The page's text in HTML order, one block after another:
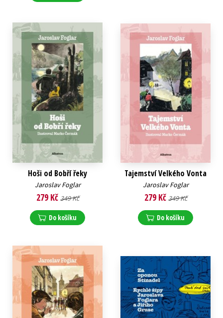
Hoši od Bobří řeky
Jaroslav Foglar
279 Kč 349 Kč
Do košíku
Tajemství Velkého Vonta
Jaroslav Foglar
279 Kč 349 Kč
Do košíku